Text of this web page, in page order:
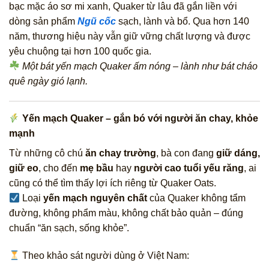
bạc mặc áo sơ mi xanh, Quaker từ lâu đã gắn liền với
dòng sản phẩm Ngũ cốc sạch, lành và bổ. Qua hơn 140
năm, thương hiệu này vẫn giữ vững chất lượng và được
yêu chuộng tại hơn 100 quốc gia.
Một bát yến mạch Quaker ấm nóng – lành như bát cháo
quê ngày gió lạnh.
Yến mạch Quaker – gắn bó với người ăn chay, khỏe
mạnh
Từ những cô chú ăn chay trường, bà con đang giữ dáng,
giữ eo, cho đến mẹ bầu hay người cao tuổi yếu răng, ai
cũng có thể tìm thấy lợi ích riêng từ Quaker Oats.
Loạiyến mạch nguyên chấtcủa Quaker không tẩm
đường, không phẩm màu, không chất bảo quản – đúng
chuẩn “ăn sạch, sống khỏe”.
Theo khảo sát người dùng ở Việt Nam: